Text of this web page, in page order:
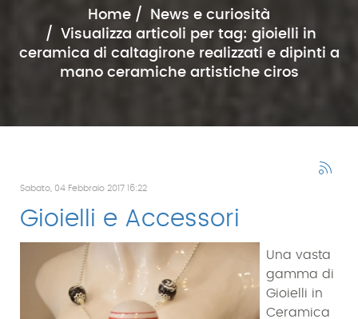
Home
News e curiosità
Visualizza articoli per tag: gioielli in
ceramica di caltagirone realizzati e dipinti a
mano ceramiche artistiche ciros
Sabato, 04 Febbraio 2017 16:22
Gioielli e Accessori
Una vasta
gamma di
Gioielli in
Ceramica